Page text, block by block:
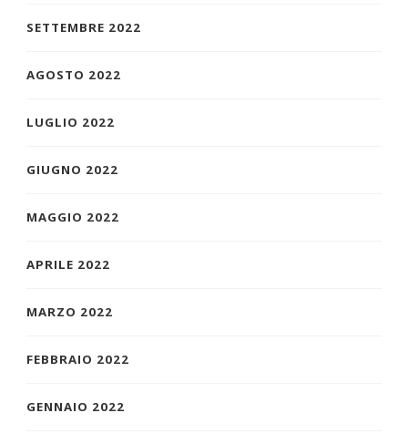
SETTEMBRE 2022
AGOSTO 2022
LUGLIO 2022
GIUGNO 2022
MAGGIO 2022
APRILE 2022
MARZO 2022
FEBBRAIO 2022
GENNAIO 2022